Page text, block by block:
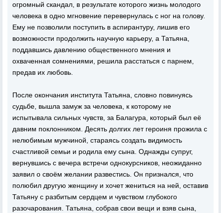
огромный скандал, в результате которого жизнь молодого
человека в одно мгновение перевернулась с ног на голову.
Ему не позволили поступить в аспирантуру, лишив его
возможности продолжить научную карьеру, а Татьяна,
поддавшись давлению общественного мнения и
охваченная сомнениями, решила расстаться с парнем,
предав их любовь.
После окончания института Татьяна, словно повинуясь
судьбе, вышла замуж за человека, к которому не
испытывала сильных чувств, за Балагура, который был её
давним поклонником. Десять долгих лет героиня прожила с
нелюбимым мужчиной, стараясь создать видимость
счастливой семьи и родила ему сына. Однажды супруг,
вернувшись с вечера встречи однокурсников, неожиданно
заявил о своём желании развестись. Он признался, что
полюбил другую женщину и хочет жениться на ней, оставив
Татьяну с разбитым сердцем и чувством глубокого
разочарования. Татьяна, собрав свои вещи и взяв сына,